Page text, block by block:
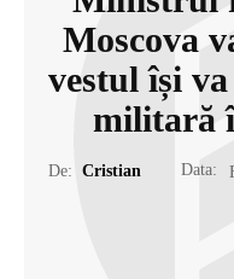
Moscova
vestul își
militară
De: Cristian Data: